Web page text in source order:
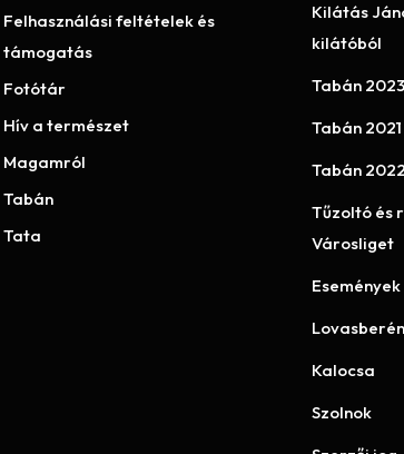
Felhasználási feltételek és
támogatás
Fotótár
Hív a természet
Magamról
Tabán
Tata
Kilátás
kilátóból
Tabán 2023
Tabán 2021
Tabán 2022
Tűzoltó és
Városliget
Események
Kalocsa
Szolnok